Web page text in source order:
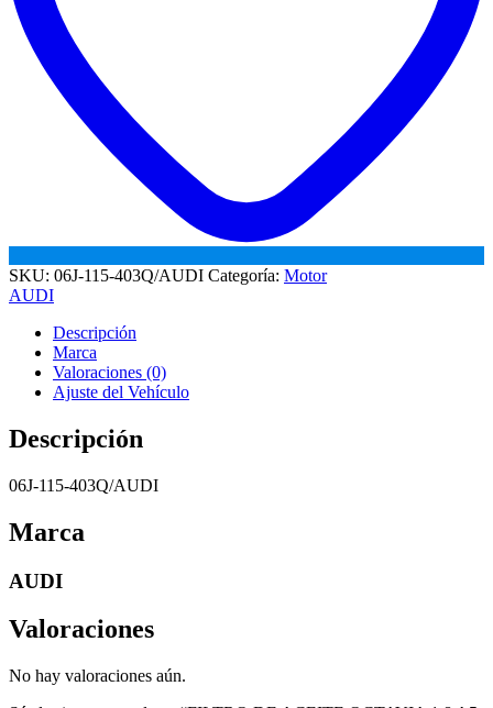
SKU: 06J-115-403Q/AUDI Categoría: Motor
AUDI
Descripción
Marca
Valoraciones (0)
Ajuste del Vehículo
Descripción
06J-115-403Q/AUDI
Marca
AUDI
Valoraciones
No hay valoraciones aún.